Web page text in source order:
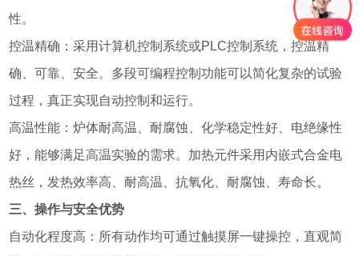
性。
控温精确：采用计算机控制系统或PLC控制系统，控温精
确、可靠、安全。多段可编程控制功能可以简化复杂的试验
过程，真正实现自动控制和运行。
高温性能：炉体耐高温、耐腐蚀、化学稳定性好、电绝缘性
好，能够满足高温实验的需求。加热元件采用内嵌式合金电
热丝，发热效率高、耐高温、抗氧化、耐腐蚀、寿命长。
三、操作与安全优势
自动化程度高：所有动作均可通过触摸屏一键操控，直观简